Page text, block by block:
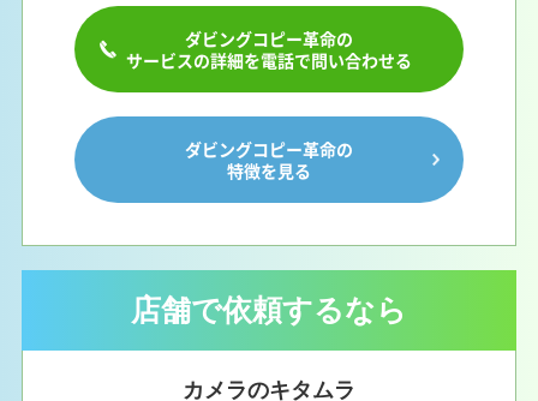
ダビングコピー革命の
サービスの詳細を電話で問い合わせる
ダビングコピー革命の
特徴を見る
店舗で依頼するなら
カメラのキタムラ